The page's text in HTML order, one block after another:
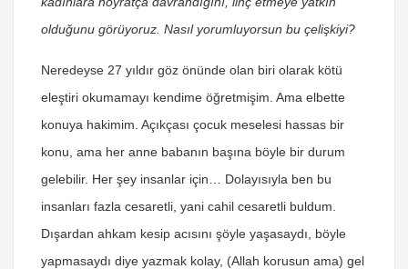
olduğunu görüyoruz. Nasıl yorumluyorsun bu çelişkiyi?
Neredeyse 27 yıldır göz önünde olan biri olarak kötü
eleştiri okumamayı kendime öğretmişim. Ama elbette
konuya hakimim. Açıkçası çocuk meselesi hassas bir
konu, ama her anne babanın başına böyle bir durum
gelebilir. Her şey insanlar için… Dolayısıyla ben bu
insanları fazla cesaretli, yani cahil cesaretli buldum.
Dışardan ahkam kesip acısını şöyle yaşasaydı, böyle
yapmasaydı diye yazmak kolay, (Allah korusun ama) gel